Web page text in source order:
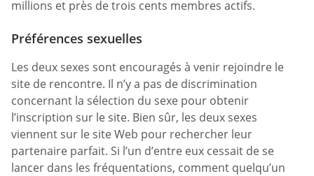
millions et près de trois cents membres actifs.
Préférences sexuelles
Les deux sexes sont encouragés à venir rejoindre le
site de rencontre. Il n’y a pas de discrimination
concernant la sélection du sexe pour obtenir
l’inscription sur le site. Bien sûr, les deux sexes
viennent sur le site Web pour rechercher leur
partenaire parfait. Si l’un d’entre eux cessait de se
lancer dans les fréquentations, comment quelqu’un